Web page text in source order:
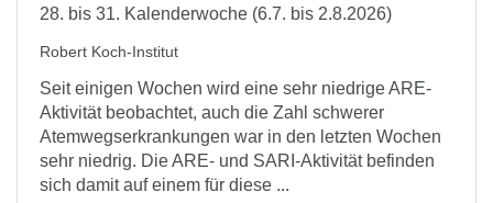
28. bis 31. Kalenderwoche (6.7. bis 2.8.2026)
Robert Koch-Institut
Seit einigen Wochen wird eine sehr niedrige ARE-
Aktivität beobachtet, auch die Zahl schwerer
Atemwegserkrankungen war in den letzten Wochen
sehr niedrig. Die ARE- und SARI-Aktivität befinden
sich damit auf einem für diese ...